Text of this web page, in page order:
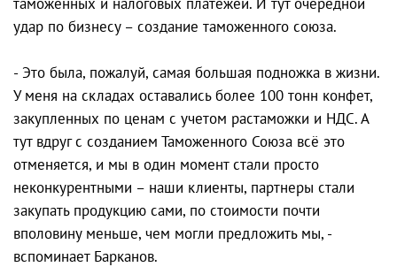
удар по бизнесу – создание таможенного союза.
- Это была, пожалуй, самая большая подножка в жизни.
У меня на складах оставались более 100 тонн конфет,
закупленных по ценам с учетом растаможки и НДС. А
тут вдруг с созданием Таможенного Союза всё это
отменяется, и мы в один момент стали просто
неконкурентными – наши клиенты, партнеры стали
закупать продукцию сами, по стоимости почти
вполовину меньше, чем могли предложить мы, -
вспоминает Барканов.